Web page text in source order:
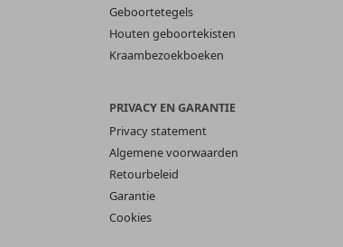
Geboortetegels
Houten geboortekisten
Kraambezoekboeken
PRIVACY EN GARANTIE
Privacy statement
Algemene voorwaarden
Retourbeleid
Garantie
Cookies